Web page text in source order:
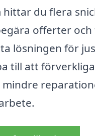
du flera
offerter
lösningen för
till att